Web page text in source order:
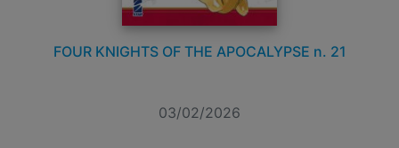
FOUR KNIGHTS OF THE APOCALYPSE n. 21
03/02/2026